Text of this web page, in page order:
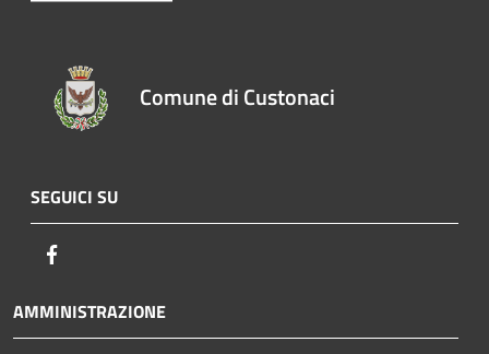
Comune di Custonaci
SEGUICI SU
AMMINISTRAZIONE